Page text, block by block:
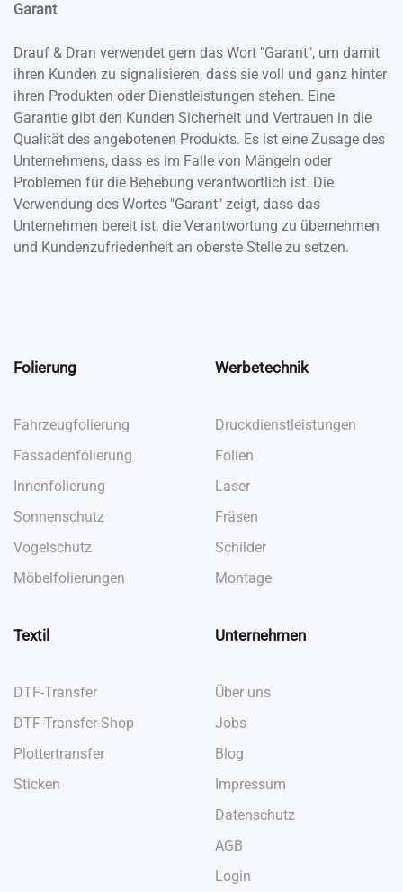
Garant
Drauf & Dran verwendet gern das Wort "Garant", um damit
ihren Kunden zu signalisieren, dass sie voll und ganz hinter
ihren Produkten oder Dienstleistungen stehen. Eine
Garantie gibt den Kunden Sicherheit und Vertrauen in die
Qualität des angebotenen Produkts. Es ist eine Zusage des
Unternehmens, dass es im Falle von Mängeln oder
Problemen für die Behebung verantwortlich ist. Die
Verwendung des Wortes "Garant" zeigt, dass das
Unternehmen bereit ist, die Verantwortung zu übernehmen
und Kundenzufriedenheit an oberste Stelle zu setzen.
Folierung
Fahrzeugfolierung
Fassadenfolierung
Innenfolierung
Sonnenschutz
Vogelschutz
Möbelfolierungen
Werbetechnik
Druckdienstleistungen
Folien
Laser
Fräsen
Schilder
Montage
Textil
DTF-Transfer
DTF-Transfer-Shop
Plottertransfer
Sticken
Unternehmen
Über uns
Jobs
Blog
Impressum
Datenschutz
AGB
Login